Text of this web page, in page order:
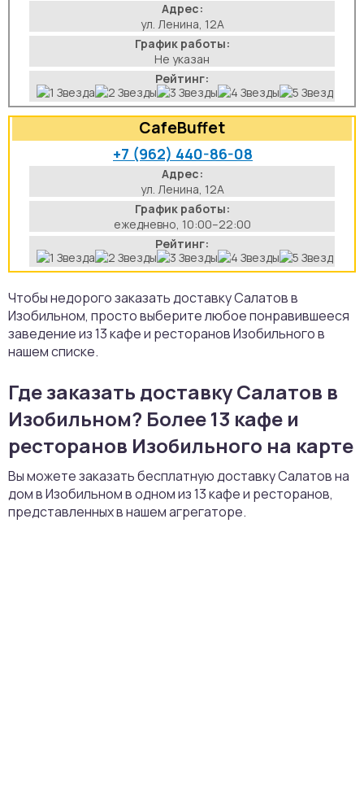
Адрес:
ул. Ленина, 12А
График работы:
Не указан
Рейтинг:
CafeBuffet
+7 (962) 440-86-08
Адрес:
ул. Ленина, 12А
График работы:
ежедневно, 10:00–22:00
Рейтинг:
Чтобы недорого заказать доставку Салатов в
Изобильном, просто выберите любое понравившееся
заведение из 13 кафе и ресторанов Изобильного в
нашем списке.
Где заказать доставку Салатов в
Изобильном? Более 13 кафе и
ресторанов Изобильного на карте
Вы можете заказать бесплатную доставку Салатов на
дом в Изобильном в одном из 13 кафе и ресторанов,
представленных в нашем агрегаторе.